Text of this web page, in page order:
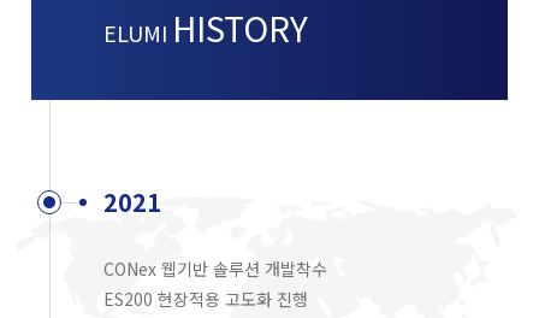
ELUMI HISTORY
2021
CONex 웹기반 솔루션 개발착수
ES200 현장적용 고도화 진행